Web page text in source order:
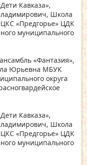
Кавказа»,
Школа
«Предгорье» ЦДК
муниципального
«Фантазия»,
Юрьевна МБУК
округа
Кавказа»,
Школа
«Предгорье» ЦДК
муниципального